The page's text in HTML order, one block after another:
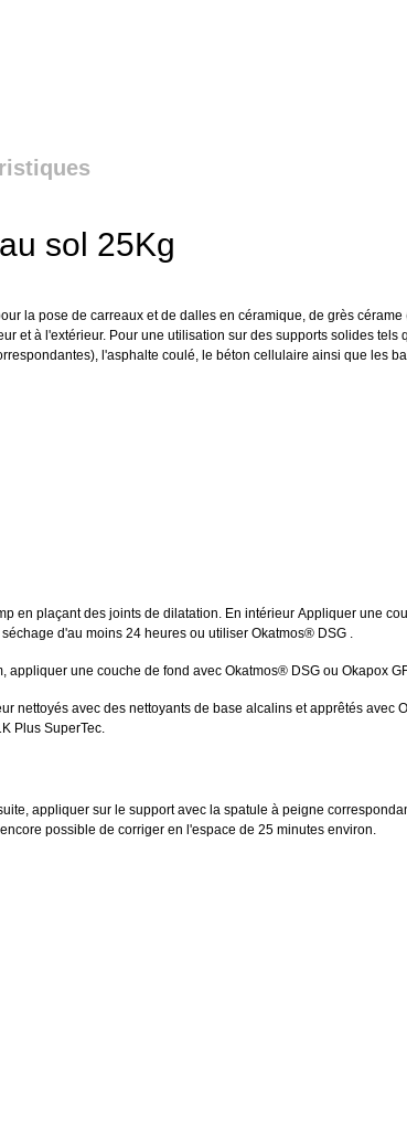
sol 25Kg
la pose de carreaux et de dalles en céramique, de grès
et à l'extérieur. Pour une utilisation sur des supports solides tels
l'asphalte coulé, le béton cellulaire ainsi que les
en plaçant des joints de dilatation. En intérieur Appliquer une
d'au moins 24 heures ou utiliser Okatmos® DSG .
appliquer une couche de fond avec Okatmos® DSG ou Okapox
nettoyés avec des nettoyants de base alcalins et apprêtés avec
Plus SuperTec.
appliquer sur le support avec la spatule à peigne
possible de corriger en l'espace de 25 minutes environ.